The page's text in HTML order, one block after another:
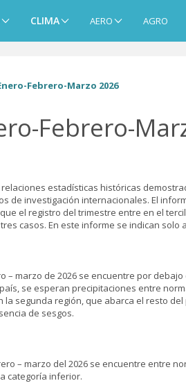
CLIMA AERO AGRO
Febrero-Marzo 2026
Febrero-
estadísticas históricas
de investigación internacionales. El
el registro del trimestre entre en el
casos. En este informe se indican
marzo de 2026 se encuentre por
se esperan precipitaciones entre
segunda región, que abarca el resto
de sesgos.
– marzo del 2026 se encuentre entre
categoría inferior.